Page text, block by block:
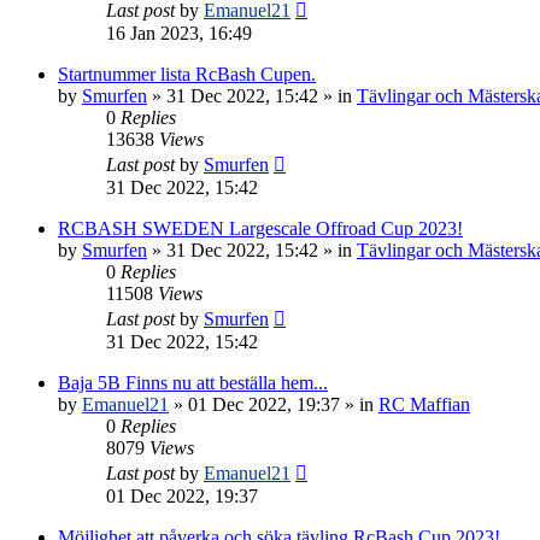
Last postby Emanuel21
16 Jan 2023, 16:49
Startnummer lista RcBash Cupen.
by Smurfen » 31 Dec 2022, 15:42 » in Tävlingar och
0 Replies
13638 Views
Last postby Smurfen
31 Dec 2022, 15:42
RCBASH SWEDEN Largescale Offroad Cup 2023!
by Smurfen » 31 Dec 2022, 15:42 » in Tävlingar och
0 Replies
11508 Views
Last postby Smurfen
31 Dec 2022, 15:42
Baja 5B Finns nu att beställa hem...
by Emanuel21 » 01 Dec 2022, 19:37 » in RC Maffian
0 Replies
8079 Views
Last postby Emanuel21
01 Dec 2022, 19:37